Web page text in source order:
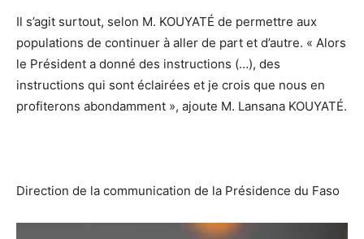
Il s’agit surtout, selon M. KOUYATÉ de permettre aux
populations de continuer à aller de part et d’autre. « Alors
le Président a donné des instructions (…), des
instructions qui sont éclairées et je crois que nous en
profiterons abondamment », ajoute M. Lansana KOUYATÉ.
Direction de la communication de la Présidence du Faso
Lecteur